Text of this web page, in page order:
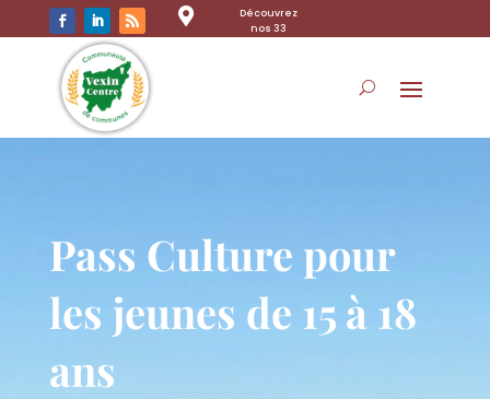

Découvrez
nos 33
Pass Culture pour
les jeunes de 15 à 18
ans